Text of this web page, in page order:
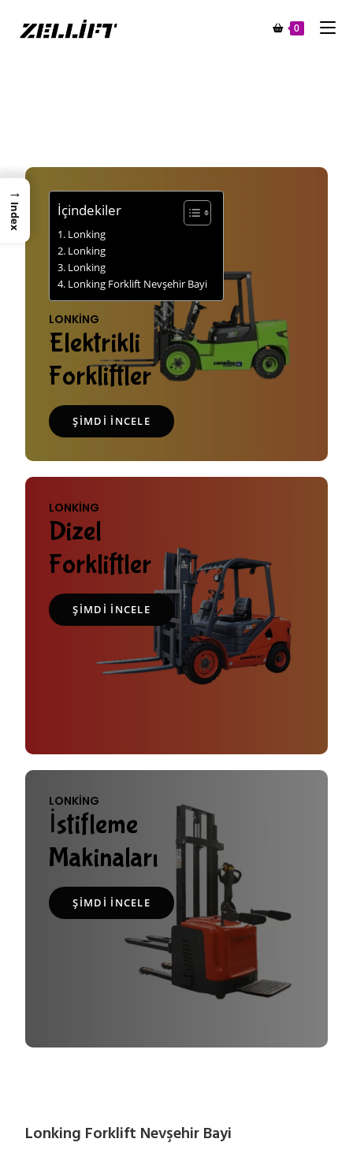
0
İçindekiler
Lonking
Lonking
Lonking
Lonking Forklift Nevşehir Bayi
LONKING
Elektrikli
Forkliftler
ŞIMDI İNCELE
LONKING
Dizel
Forkliftler
ŞIMDI INCELE
LONKING
İstifleme
Makinaları
ŞIMDI İNCELE
Lonking Forklift Nevşehir Bayi
→
Index